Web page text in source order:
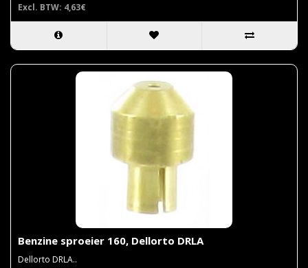
Excl. BTW: 4,63€
Benzine sproeier 160, Dellorto DRLA
Dellorto DRLA..